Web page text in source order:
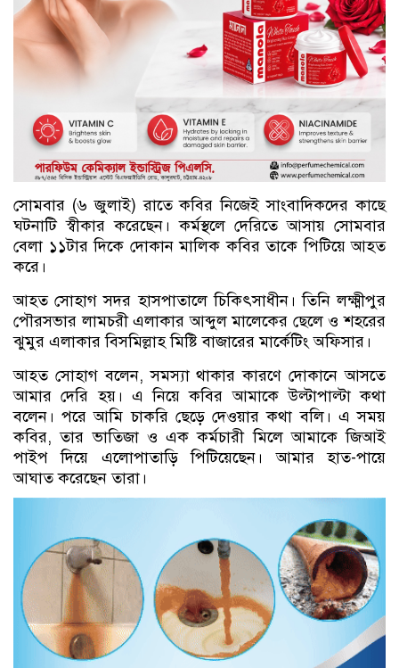
সোমবার (৬ জুলাই) রাতে কবির নিজেই সাংবাদিকদের কাছে
ঘটনাটি স্বীকার করেছেন। কর্মস্থলে দেরিতে আসায় সোমবার
বেলা ১১টার দিকে দোকান মালিক কবির তাকে পিটিয়ে আহত
করে।
আহত সোহাগ সদর হাসপাতালে চিকিৎসাধীন। তিনি লক্ষ্মীপুর
পৌরসভার লামচরী এলাকার আব্দুল মালেকের ছেলে ও শহরের
ঝুমুর এলাকার বিসমিল্লাহ মিষ্টি বাজারের মার্কেটিং অফিসার।
আহত সোহাগ বলেন, সমস্যা থাকার কারণে দোকানে আসতে
আমার দেরি হয়। এ নিয়ে কবির আমাকে উল্টাপাল্টা কথা
বলেন। পরে আমি চাকরি ছেড়ে দেওয়ার কথা বলি। এ সময়
কবির, তার ভাতিজা ও এক কর্মচারী মিলে আমাকে জিআই
পাইপ দিয়ে এলোপাতাড়ি পিটিয়েছেন। আমার হাত-পায়ে
আঘাত করেছেন তারা।